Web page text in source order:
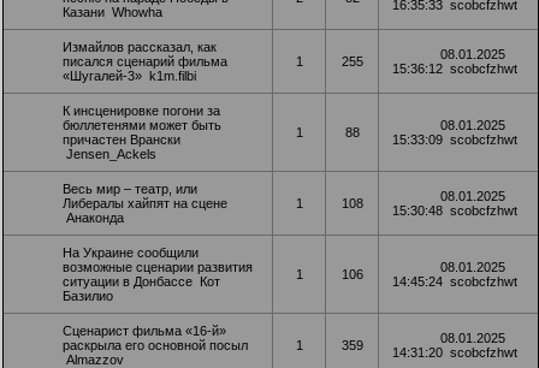
Казани Whowha
16:35:33 scobcfzhwt
Измайлов рассказал, как
писался сценарий фильма
«Шугалей-3» k1m.filbi
1 255
08.01.2025
15:36:12 scobcfzhwt
К инсценировке погони за
бюллетенями может быть
причастен Врански
Jensen_Ackels
1 88
08.01.2025
15:33:09 scobcfzhwt
Весь мир – театр, или
Либералы хайпят на сцене
Анаконда
1 108
08.01.2025
15:30:48 scobcfzhwt
На Украине сообщили
возможные сценарии развития
ситуации в Донбассе Кот
Базилио
1 106
08.01.2025
14:45:24 scobcfzhwt
Сценарист фильма «16-й»
раскрыла его основной посыл
Almazzov
1 359
08.01.2025
14:31:20 scobcfzhwt